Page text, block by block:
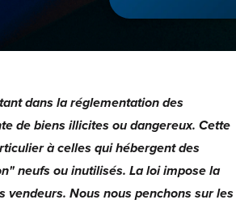
dans la réglementation des
de biens illicites ou dangereux. Cette
à celles qui hébergent des
neufs ou inutilisés. La loi impose la
Nous nous penchons sur les